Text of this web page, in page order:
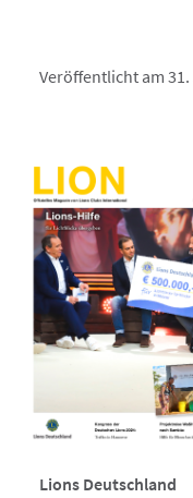
Veröffentlicht am
Lions Deutschland